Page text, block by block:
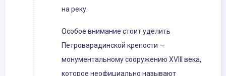
на реку.
Особое внимание стоит уделить
Петроварадинской крепости —
монументальному сооружению XVIII века,
которое неофициально называют